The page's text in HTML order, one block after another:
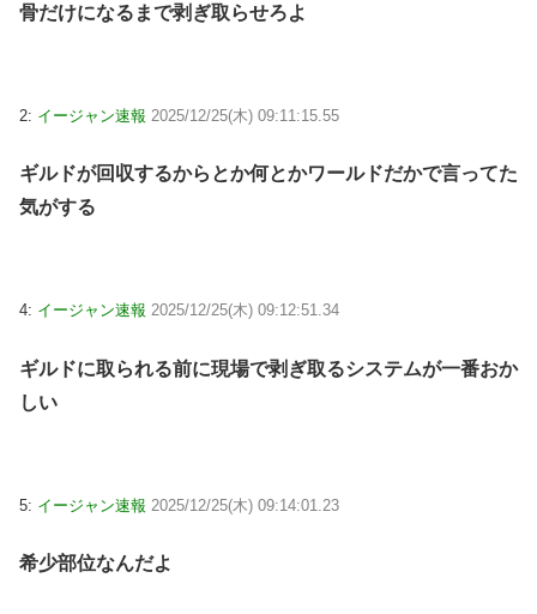
骨だけになるまで剥ぎ取らせろよ
2: イージャン速報 2025/12/25(木) 09:11:15.55
ギルドが回収するからとか何とかワールドだかで言ってた
気がする
4: イージャン速報 2025/12/25(木) 09:12:51.34
ギルドに取られる前に現場で剥ぎ取るシステムが一番おか
しい
5: イージャン速報 2025/12/25(木) 09:14:01.23
希少部位なんだよ